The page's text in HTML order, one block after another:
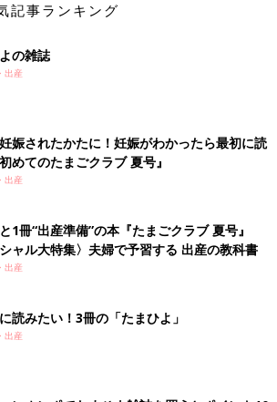
記事ランキング
の雑誌
出産
娠されたかたに！妊娠がわかったら最初に読
めてのたまごクラブ 夏号』
出産
1冊“出産準備”の本『たまごクラブ 夏号』
シャル大特集〉夫婦で予習する 出産の教科書
出産
読みたい！3冊の「たまひよ」
出産